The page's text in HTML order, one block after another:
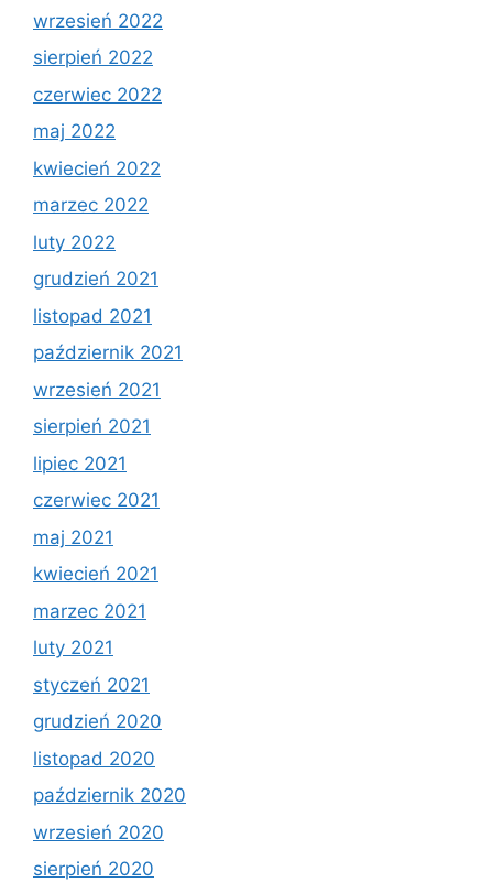
wrzesień 2022
sierpień 2022
czerwiec 2022
maj 2022
kwiecień 2022
marzec 2022
luty 2022
grudzień 2021
listopad 2021
październik 2021
wrzesień 2021
sierpień 2021
lipiec 2021
czerwiec 2021
maj 2021
kwiecień 2021
marzec 2021
luty 2021
styczeń 2021
grudzień 2020
listopad 2020
październik 2020
wrzesień 2020
sierpień 2020